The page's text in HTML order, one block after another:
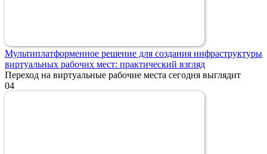
Мультиплатформенное решение для создания инфраструктуры
виртуальных рабочих мест: практический взгляд
Переход на виртуальные рабочие места сегодня выглядит
04